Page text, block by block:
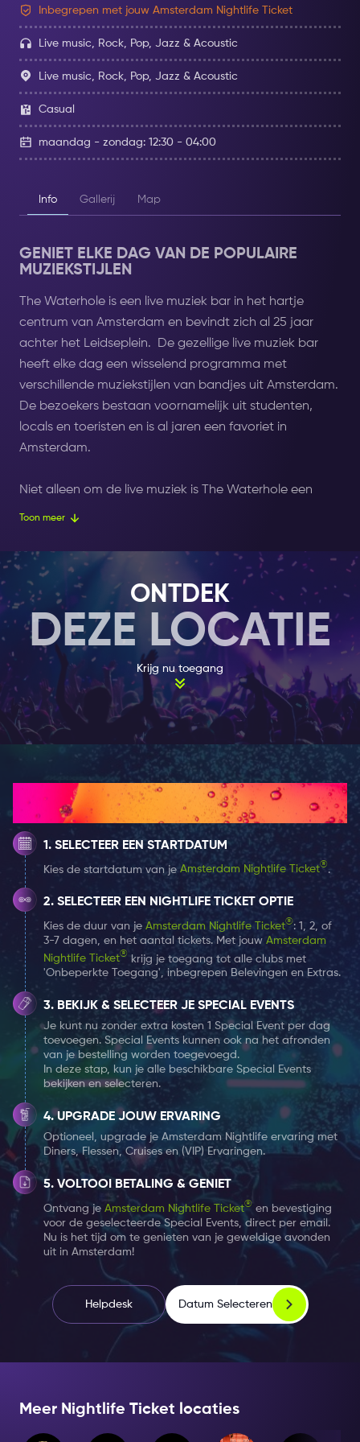
Inbegrepen met jouw Amsterdam Nightlife Ticket
Live music, Rock, Pop, Jazz & Acoustic
Live music, Rock, Pop, Jazz & Acoustic
Casual
maandag - zondag: 12:30 - 04:00
Info Gallerij Map
GENIET ELKE DAG VAN DE POPULAIRE
MUZIEKSTIJLEN
The Waterhole is een live muziek bar in het hartje
centrum van Amsterdam en bevindt zich al 25 jaar
achter het Leidseplein. De gezellige live muziek bar
heeft elke dag een wisselend programma met
verschillende muziekstijlen van bandjes uit Amsterdam.
De bezoekers bestaan voornamelijk uit studenten,
locals en toeristen en is al jaren een favoriet in
Amsterdam.
Niet alleen om de live muziek is The Waterhole een
populaire locatie, maar ook om de langste happy hour
12.00 uur begint en pas eindigd om 21.00 uur. Trek je
beste outfit maar aan en geniet tijdens de happy hour
en live muziek bij The Waterhole. Shows starten om
20.00 uur. Overdag kan je hier ook lekker genieten op
het terras.
VOOR DE FANATIEKE FANS!
Bij The Waterhole is nog veel meer te beleven dan live
muziek en de happy hour. Voor de fanatieke fans van
sport is bijna alles te zien door de beschikking over
diverse abonnementen. Voor een dagje
sportwedstrijden kijken met vrienden is dit een zeer
geschikte plek.
Misschien ben je geen fan van sportwedstrijden, maar
wel een groot fan van poolen of darten. Er zijn binnen
bij The Waterhole meerdere pooltafels en dartbanen
beschikbaar. Kortom een ideale locatie voor een
gezellige ”Live” avondje uit.
Toon meer
ONTDEK
DEZE LOCATIE
Krijg nu toegang
Hoe het werkt
Helpdesk Datum Selecteren
SELECTEER EEN STARTDATUM
Kies de startdatum van je Amsterdam Nightlife Ticket®.
SELECTEER EEN NIGHTLIFE TICKET OPTIE
Kies de duur van je Amsterdam Nightlife Ticket®: 1, 2, of
3-7 dagen, en het aantal tickets. Met jouw Amsterdam
Nightlife Ticket® krijg je toegang tot alle clubs met
'Onbeperkte Toegang', inbegrepen Belevingen en Extras.
BEKIJK & SELECTEER JE SPECIAL EVENTS
Je kunt nu zonder extra kosten 1 Special Event per dag
toevoegen. Special Events kunnen ook na het afronden
van je bestelling worden toegevoegd.
In deze stap, kun je alle beschikbare Special Events
bekijken en selecteren.
UPGRADE JOUW ERVARING
Optioneel, upgrade je Amsterdam Nightlife ervaring met
Diners, Flessen, Cruises en (VIP) Ervaringen.
VOLTOOI BETALING & GENIET
Ontvang je Amsterdam Nightlife Ticket® en bevestiging
voor de geselecteerde Special Events, direct per email.
Nu is het tijd om te genieten van je geweldige avonden
uit in Amsterdam!
Meer Nightlife Ticket locaties